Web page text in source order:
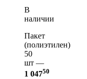
В
наличии
Пакет
(полиэтилен)
50
шт —
1 04750